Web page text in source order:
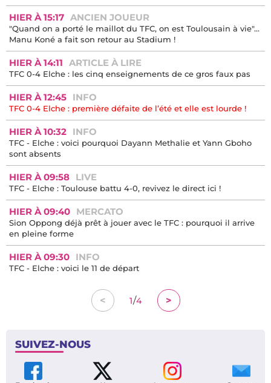
HIER À 15:17 ANCIEN JOUEUR
"Quand on a porté le maillot du TFC, on est Toulousain à vie"...
Manu Koné a fait son retour au Stadium !
HIER À 14:11 ARTICLE À LIRE
TFC 0-4 Elche : les cinq enseignements de ce gros faux pas
HIER À 12:45 INFO
TFC 0-4 Elche : première défaite de l’été et elle est lourde !
HIER À 10:32 INFO
TFC - Elche : voici pourquoi Dayann Methalie et Yann Gboho
sont absents
HIER À 09:58 LIVE
TFC - Elche : Toulouse battu 4-0, revivez le direct ici !
HIER À 09:40 MERCATO
Sion Oppong déjà prêt à jouer avec le TFC : pourquoi il arrive
en pleine forme
HIER À 09:30 INFO
TFC - Elche : voici le 11 de départ
< 1/4 >
SUIVEZ-NOUS